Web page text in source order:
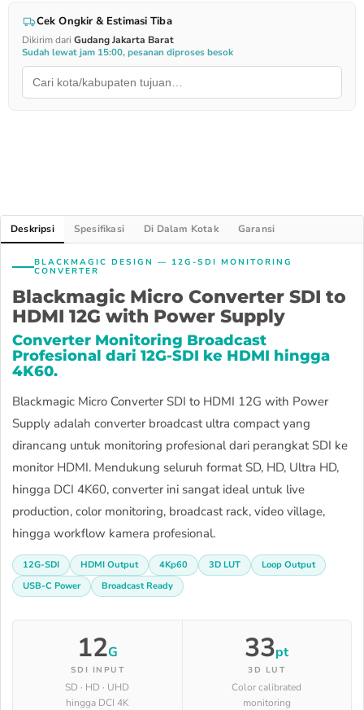
Cek Ongkir & Estimasi Tiba
Dikirim dari Gudang Jakarta Barat
Sudah lewat jam 15:00, pesanan diproses besok
Deskripsi Spesifikasi Di Dalam Kotak Garansi
BLACKMAGIC DESIGN — 12G-SDI MONITORING
CONVERTER
Blackmagic Micro Converter SDI to
HDMI 12G with Power Supply
Converter Monitoring Broadcast
Profesional dari 12G-SDI ke HDMI hingga
4K60.
Blackmagic Micro Converter SDI to HDMI 12G with Power
Supply adalah converter broadcast ultra compact yang
dirancang untuk monitoring profesional dari perangkat SDI ke
monitor HDMI. Mendukung seluruh format SD, HD, Ultra HD,
hingga DCI 4K60, converter ini sangat ideal untuk live
production, color monitoring, broadcast rack, video village,
hingga workflow kamera profesional.
12G-SDI HDMI Output 4Kp60 3D LUT
Loop Output
USB-C Power
Broadcast Ready
12G
SDI INPUT
SD · HD · UHD
hingga DCI 4K
33pt
3D LUT
Color calibrated
monitoring